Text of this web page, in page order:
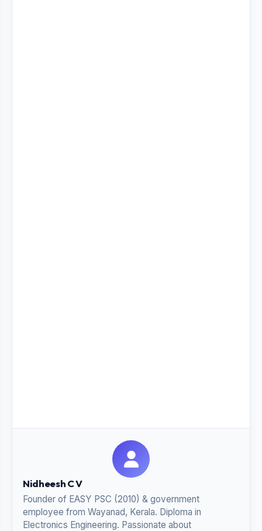
Nidheesh C V
Founder of EASY PSC (2010) & government
employee from Wayanad, Kerala. Diploma in
Electronics Engineering. Passionate about